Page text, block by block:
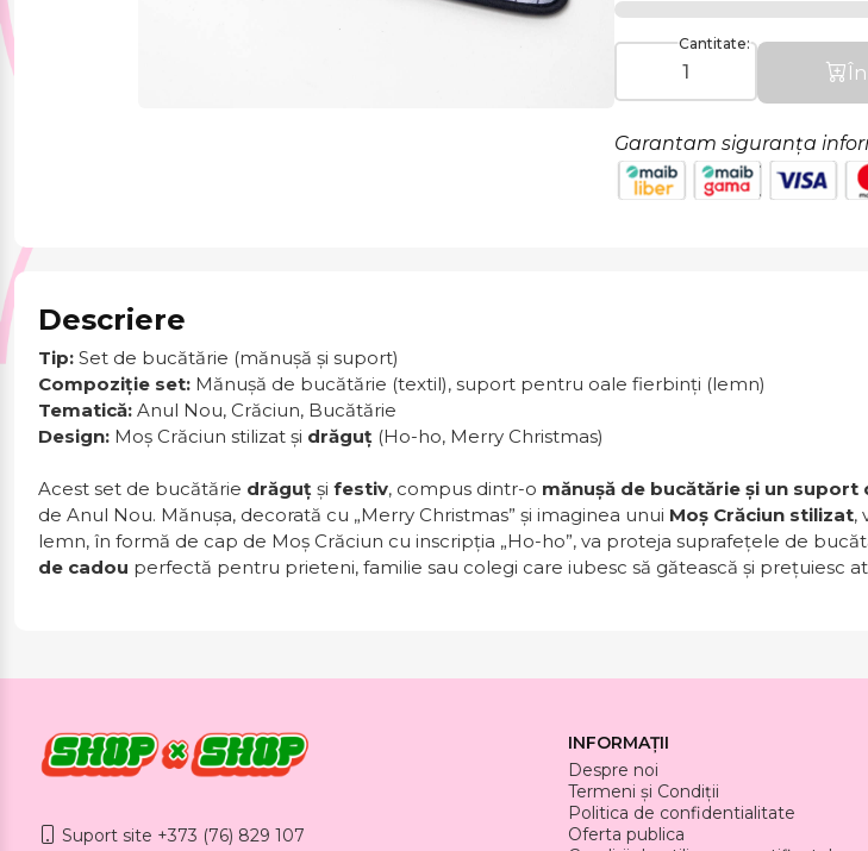
Cantitate:
Garantam siguranța
Descriere
Tip: Set de bucătărie (mănușă și suport)
Compoziție set: Mănușă de bucătărie (textil), suport pentru oale fierbinți (lemn)
Tematică: Anul Nou, Crăciun, Bucătărie
Design: Moș Crăciun stilizat și drăguț (Ho-ho, Merry Christmas)
Acest set de bucătărie drăguț și festiv, compus dintr-o mănușă de bucătărie și un suport
de Anul Nou. Mănușa, decorată cu „Merry Christmas” și imaginea unui Moș Crăciun stilizat,
lemn, în formă de cap de Moș Crăciun cu inscripția „Ho-ho”, va proteja suprafețele de
de cadou perfectă pentru prieteni, familie sau colegi care iubesc să gătească și prețuiesc
Suport site +373 (76) 829 107
INFORMAȚII
Despre noi
Termeni și Condiții
Politica de confidentialitate
Oferta publica